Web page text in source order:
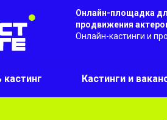
Онлайн-площадка
продвижения
Онлайн-кастинги и
Кастинги и